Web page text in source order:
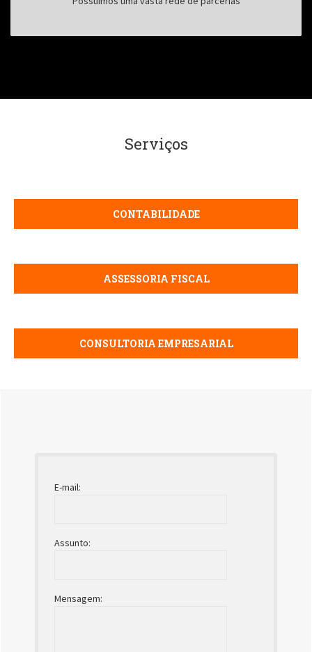
Serviços
CONTABILIDADE
ASSESSORIA FISCAL
CONSULTORIA EMPRESARIAL
E-mail:
Assunto:
Mensagem: